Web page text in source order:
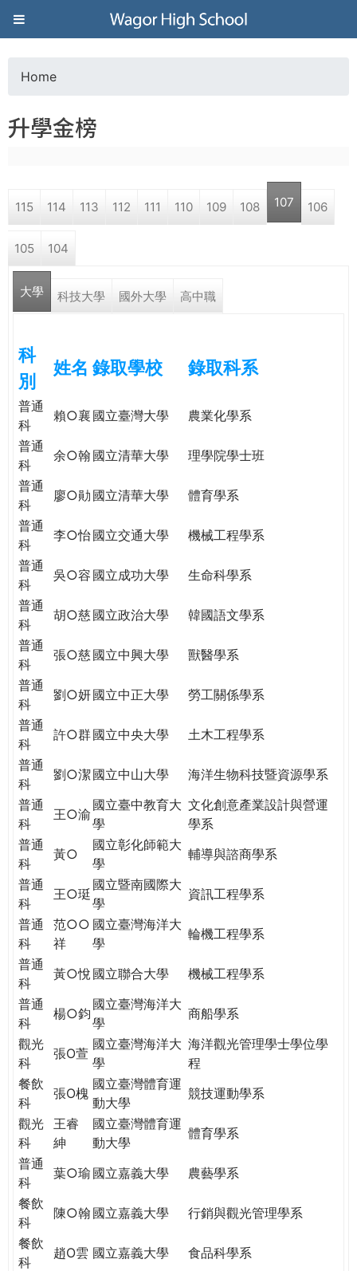
Jump to navigation
葳
格
高
學
格。
民。
WAGOR
TODAY
THE
WORLD
TOMORROW
PUTTING
YOU
THE
PATH
GLOBAL
CITIZENSHIP
o
a
r
e
e
r
e
Home
升學金榜
115 114 113 112 111 110 109 108 107 106
105 104
大學 科技大學 國外大學 高中職
科
別
姓名 錄取學校 錄取科系
普通
科
賴○襄 國立臺灣大學
農業化學系
普通
科
余○翰 國立清華大學
理學院學士班
普通
科
廖○勛 國立清華大學
體育學系
普通
科
李○怡國立交通大學
機械工程學系
普通
科
吳○容 國立成功大學
生命科學系
普通
科
胡○慈國立政治大學
韓國語文學系
普通
科
張○慈國立中興大學
獸醫學系
普通
科
劉○妍國立中正大學
勞工關係學系
普通
科
許○群國立中央大學
土木工程學系
普通
科
劉○潔國立中山大學
海洋生物科技暨資源學系
普通
科
王○渝
國立臺中教育大
學
文化創意產業設計與營運
學系
普通
科
黃○
國立彰化師範大
學
輔導與諮商學系
普通
科
王○珽
國立暨南國際大
學
資訊工程學系
普通
科
范○○
祥
國立臺灣海洋大
學
輪機工程學系
普通
科
黃○悅 國立聯合大學
機械工程學系
普通
科
楊○鈞
國立臺灣海洋大
學
商船學系
觀光
科
張O萱
國立臺灣海洋大
學
海洋觀光管理學士學位學
程
餐飲
科
張O槐
國立臺灣體育運
動大學
競技運動學系
觀光
科
王睿
紳
國立臺灣體育運
動大學
體育學系
普通
科
葉○瑜 國立嘉義大學
農藝學系
餐飲
科
陳○翰 國立嘉義大學
行銷與觀光管理學系
餐飲
科
趙O雲 國立嘉義大學
食品科學系